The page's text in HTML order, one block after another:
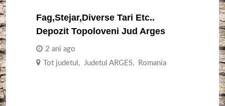
Fag,Stejar,Diverse Tari Etc..
Depozit Topoloveni Jud Arges
2 ani ago
Tot judetul , Judetul ARGES, Romania